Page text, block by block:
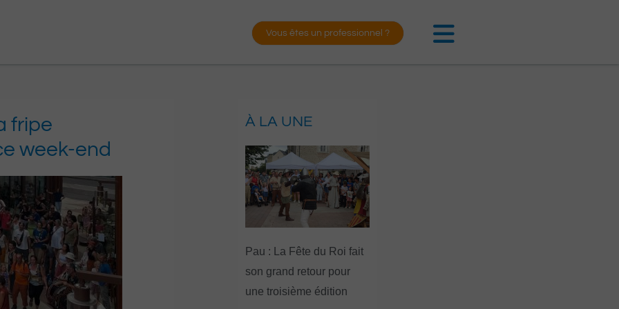
Vous êtes un professionnel ?
fripe
week-end
À LA UNE
Pau : La Fête du Roi fait
son grand retour pour
une troisième édition